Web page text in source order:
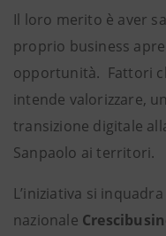
Il loro merito è aver
proprio business
opportunità. Fattori
intende valorizzare,
transizione digitale
Sanpaolo ai territori.
L’iniziativa si
nazionale